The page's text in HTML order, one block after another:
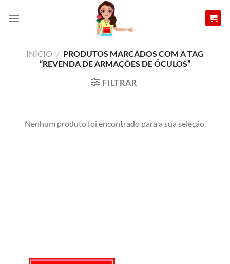
INÍCIO / PRODUTOS MARCADOS COM A TAG
“REVENDA DE ARMAÇÕES DE ÓCULOS”
FILTRAR
Nenhum produto foi encontrado para a sua seleção.